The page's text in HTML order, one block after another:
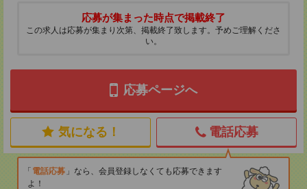
応募が集まった時点で掲載終了
この求人は応募が集まり次第、掲載終了致します。予めご理解くださ
い。
応募ページへ
気になる！ 電話応募
電話応募
なら、会員登録しなくても応募できます
よ！